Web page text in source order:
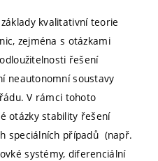
kvalitativní teorie
zejména s otázkami
řešení
neautonomní soustavy
V rámci tohoto
otázky stability řešení
speciálních případů (např.
systémy, diferenciální